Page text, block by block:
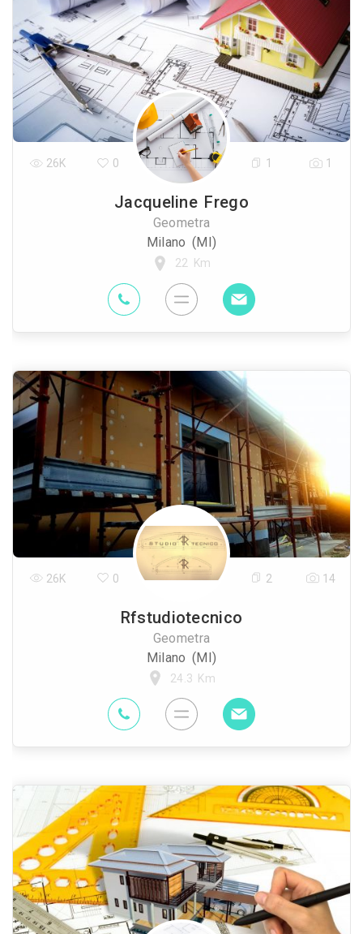
Jacqueline Frego
Geometra
Milano (MI)
22 Km
26K 0 1 1
Rfstudiotecnico
Geometra
Milano (MI)
24.3 Km
26K 0 2 14